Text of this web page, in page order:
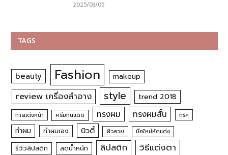
2025/03/05
TAGS
beauty Fashion makeup
review เครื่องสำอาง style trend 2018
การแต่งหน้า ครีมกันแดด ทรงผม ทรงผมสั้น ทริค
ทำผม ทำผมเอง บิวตี้ ผิวสวย มือใหม่หัดแต่ง
รีวิวลิปสติก ลดน้ำหนัก ลิปสติก วิธีแต่งตา